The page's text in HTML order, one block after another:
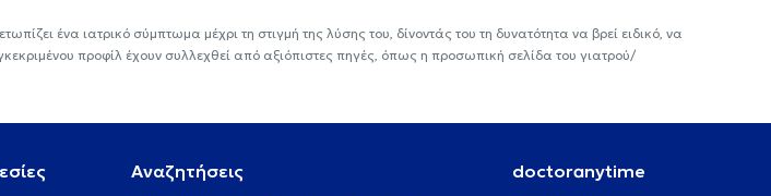
ένα ιατρικό σύμπτωμα μέχρι τη στιγμή της λύσης του, δίνοντάς του τη δυνατότητα να βρεί ειδικό, να
προφίλ έχουν συλλεχθεί από αξιόπιστες πηγές, όπως η προσωπική σελίδα του γιατρού/
Αναζητήσεις doctoranytime